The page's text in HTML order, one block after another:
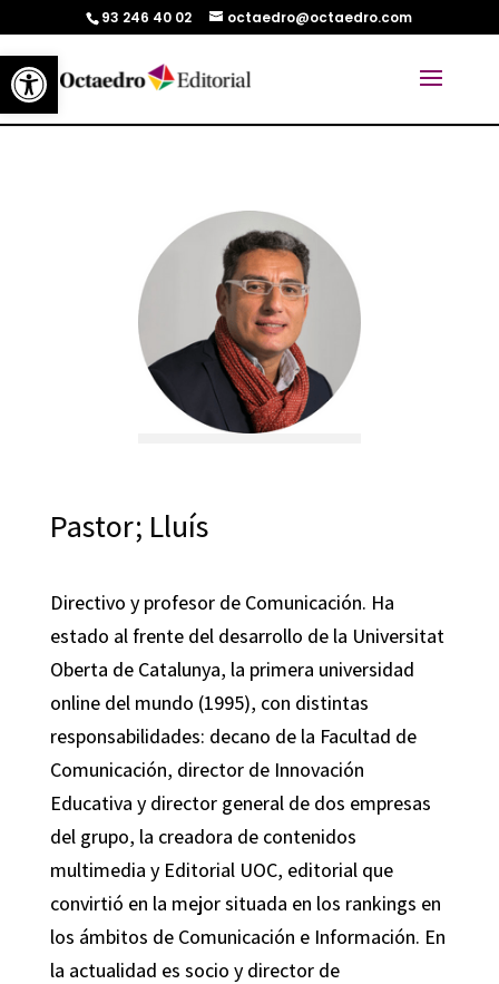
Abrir barra de herramientas
93 246 40 02 octaedro@octaedro.com
Pastor; Lluís
Directivo y profesor de Comunicación. Ha
estado al frente del desarrollo de la Universitat
Oberta de Catalunya, la primera universidad
online del mundo (1995), con distintas
responsabilidades: decano de la Facultad de
Comunicación, director de Innovación
Educativa y director general de dos empresas
del grupo, la creadora de contenidos
multimedia y Editorial UOC, editorial que
convirtió en la mejor situada en los rankings en
los ámbitos de Comunicación e Información. En
la actualidad es socio y director de